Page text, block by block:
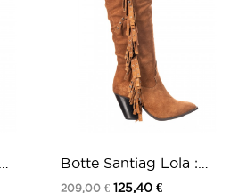
Botte Santiag Lola :
Daim Camel à...
209,00 € 125,40 €